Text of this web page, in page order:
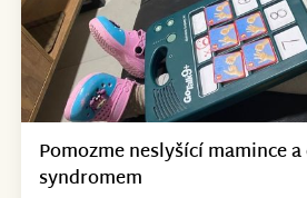
Pomozme neslyšící mamince
syndromem